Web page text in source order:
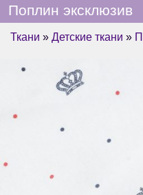
Поплин эксклюзив
Ткани » Детские ткани »